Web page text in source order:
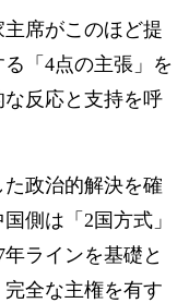
席がこのほど提
「4点の主張」を
反応と支持を呼
政治的解決を確
側は「2国方式」
ラインを基礎と
全な主権を有す